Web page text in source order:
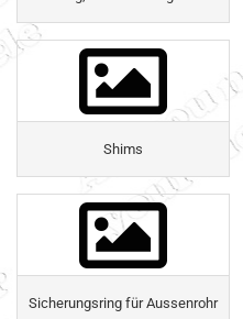
Shims
Sicherungsring für Aussenrohr